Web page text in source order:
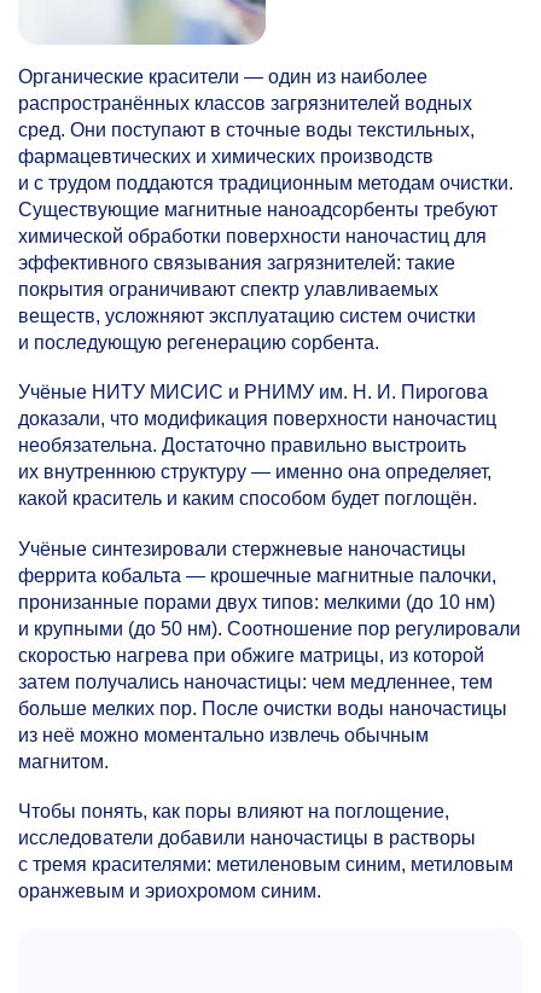
Органические красители — один из наиболее
распространённых классов загрязнителей водных
сред. Они поступают в сточные воды текстильных,
фармацевтических и химических производств
и с трудом поддаются традиционным методам очистки.
Существующие магнитные наноадсорбенты требуют
химической обработки поверхности наночастиц для
эффективного связывания загрязнителей: такие
покрытия ограничивают спектр улавливаемых
веществ, усложняют эксплуатацию систем очистки
и последующую регенерацию сорбента.
Учёные НИТУ МИСИС и РНИМУ им. Н. И. Пирогова
доказали, что модификация поверхности наночастиц
необязательна. Достаточно правильно выстроить
их внутреннюю структуру — именно она определяет,
какой краситель и каким способом будет поглощён.
Учёные синтезировали стержневые наночастицы
феррита кобальта — крошечные магнитные палочки,
пронизанные порами двух типов: мелкими (до 10 нм)
и крупными (до 50 нм). Соотношение пор регулировали
скоростью нагрева при обжиге матрицы, из которой
затем получались наночастицы: чем медленнее, тем
больше мелких пор. После очистки воды наночастицы
из неё можно моментально извлечь обычным
магнитом.
Чтобы понять, как поры влияют на поглощение,
исследователи добавили наночастицы в растворы
с тремя красителями: метиленовым синим, метиловым
оранжевым и эриохромом синим.